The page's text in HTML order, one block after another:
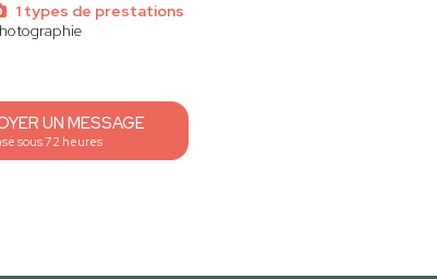
1 types de prestations
UN MESSAGE
sous 72 heures